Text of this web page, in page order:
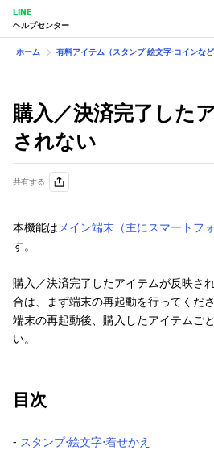
LINE
ヘルプセンター
ホーム 有料アイテム（スタンプ⋅絵文字⋅コインなど
購入／決済完了した
されない
共有する
本機能はメイン端末（主にスマートフォ
す。
購入／決済完了したアイテムが反映さ
合は、まず端末の再起動を行ってくださ
端末の再起動後、購入したアイテムご
い。
目次
‐ スタンプ⋅絵文字⋅着せかえ